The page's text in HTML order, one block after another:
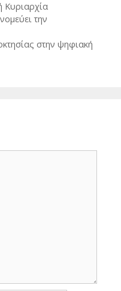
Κυριαρχία
την
στην ψηφιακή